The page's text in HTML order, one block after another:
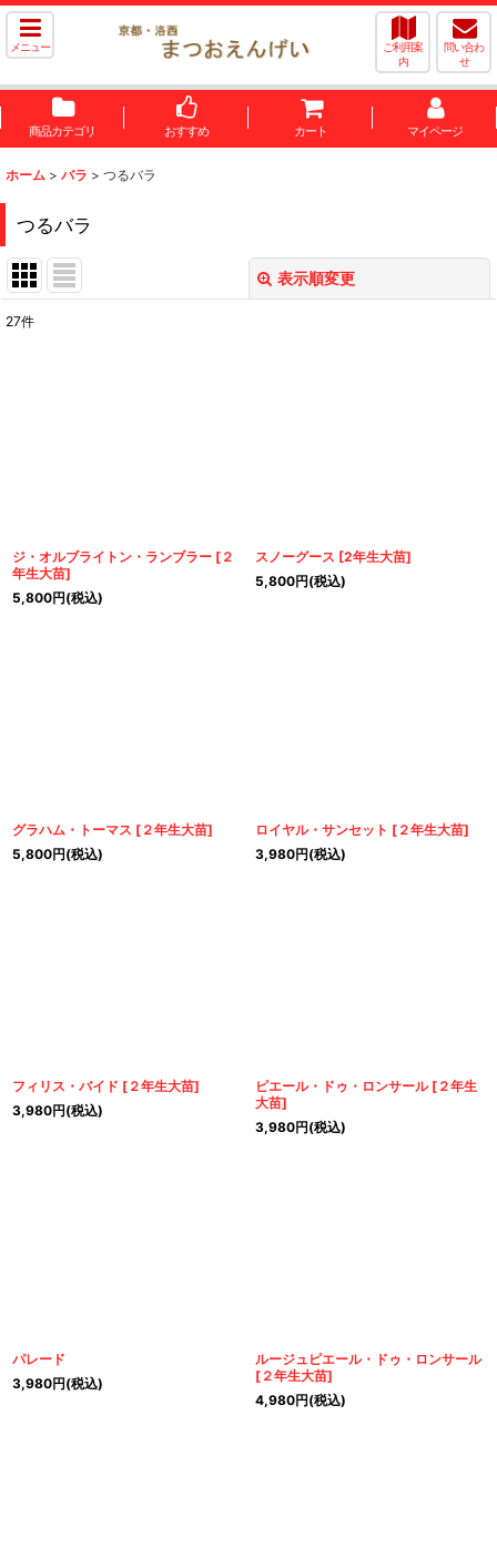
メニュー
ご利用案
内
問い合わ
せ
商品カテゴリ おすすめ カート マイページ
ホーム > バラ > つるバラ
つるバラ
表示順変更
27件
ジ・オルブライトン・ランブラー [ ２
年生大苗]
5,800円(税込)
スノーグース [2年生大苗]
5,800円(税込)
グラハム・トーマス [ ２年生大苗]
5,800円(税込)
ロイヤル・サンセット [ ２年生大苗]
3,980円(税込)
フィリス・バイド [ ２年生大苗]
3,980円(税込)
ピエール・ドゥ・ロンサール [ ２年生
大苗]
3,980円(税込)
パレード
3,980円(税込)
ルージュピエール・ドゥ・ロンサール
[ ２年生大苗]
4,980円(税込)